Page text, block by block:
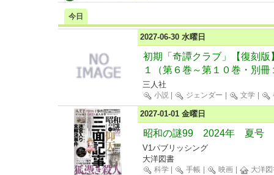
今日
2027-06-30 水曜日
初期「奇譚クラブ」【復刻
１（第６巻～第１０巻・別冊
三人社
小説 ジェンダー 文学
2027-01-01 金曜日
昭和の謎99 2024年 夏号
V1パブリッシング
大洋図書
科学 手帳 映画 大洋図